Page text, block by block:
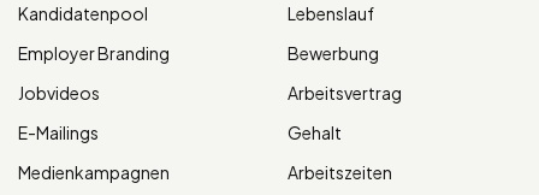
Kandidatenpool
Employer Branding
Jobvideos
E-Mailings
Medienkampagnen
Lebenslauf
Bewerbung
Arbeitsvertrag
Gehalt
Arbeitszeiten